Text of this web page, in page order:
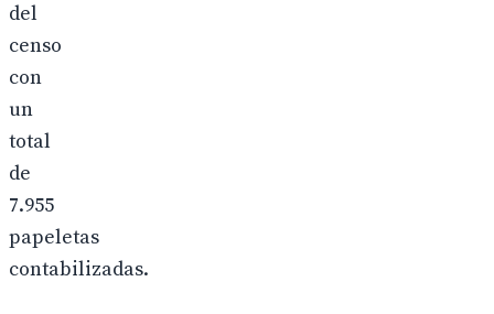
del
censo
con
un
total
de
7.955
papeletas
contabilizadas.